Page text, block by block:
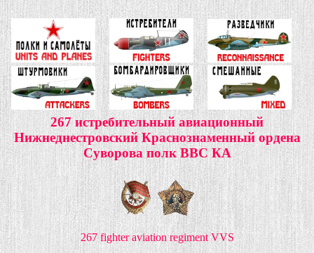
267 истребительный авиационный
Нижнеднестровский Краснознаменный ордена
Суворова полк ВВС КА
267 fighter aviation regiment VVS